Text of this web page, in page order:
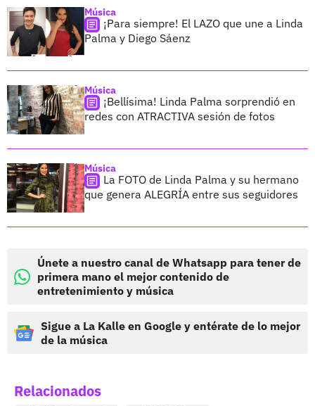
Música
¡Para siempre! El LAZO que une a Linda
Palma y Diego Sáenz
Música
¡Bellísima! Linda Palma sorprendió en
redes con ATRACTIVA sesión de fotos
Música
La FOTO de Linda Palma y su hermano
que genera ALEGRÍA entre sus seguidores
Únete a nuestro canal de Whatsapp para tener de
primera mano el mejor contenido de
entretenimiento y música
Sigue a La Kalle en Google y entérate de lo mejor
de la música
Relacionados